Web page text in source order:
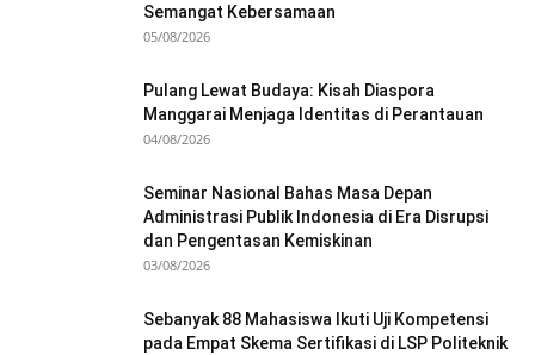
Semangat Kebersamaan
05/08/2026
Pulang Lewat Budaya: Kisah Diaspora
Manggarai Menjaga Identitas di Perantauan
04/08/2026
Seminar Nasional Bahas Masa Depan
Administrasi Publik Indonesia di Era Disrupsi
dan Pengentasan Kemiskinan
03/08/2026
Sebanyak 88 Mahasiswa Ikuti Uji Kompetensi
pada Empat Skema Sertifikasi di LSP Politeknik